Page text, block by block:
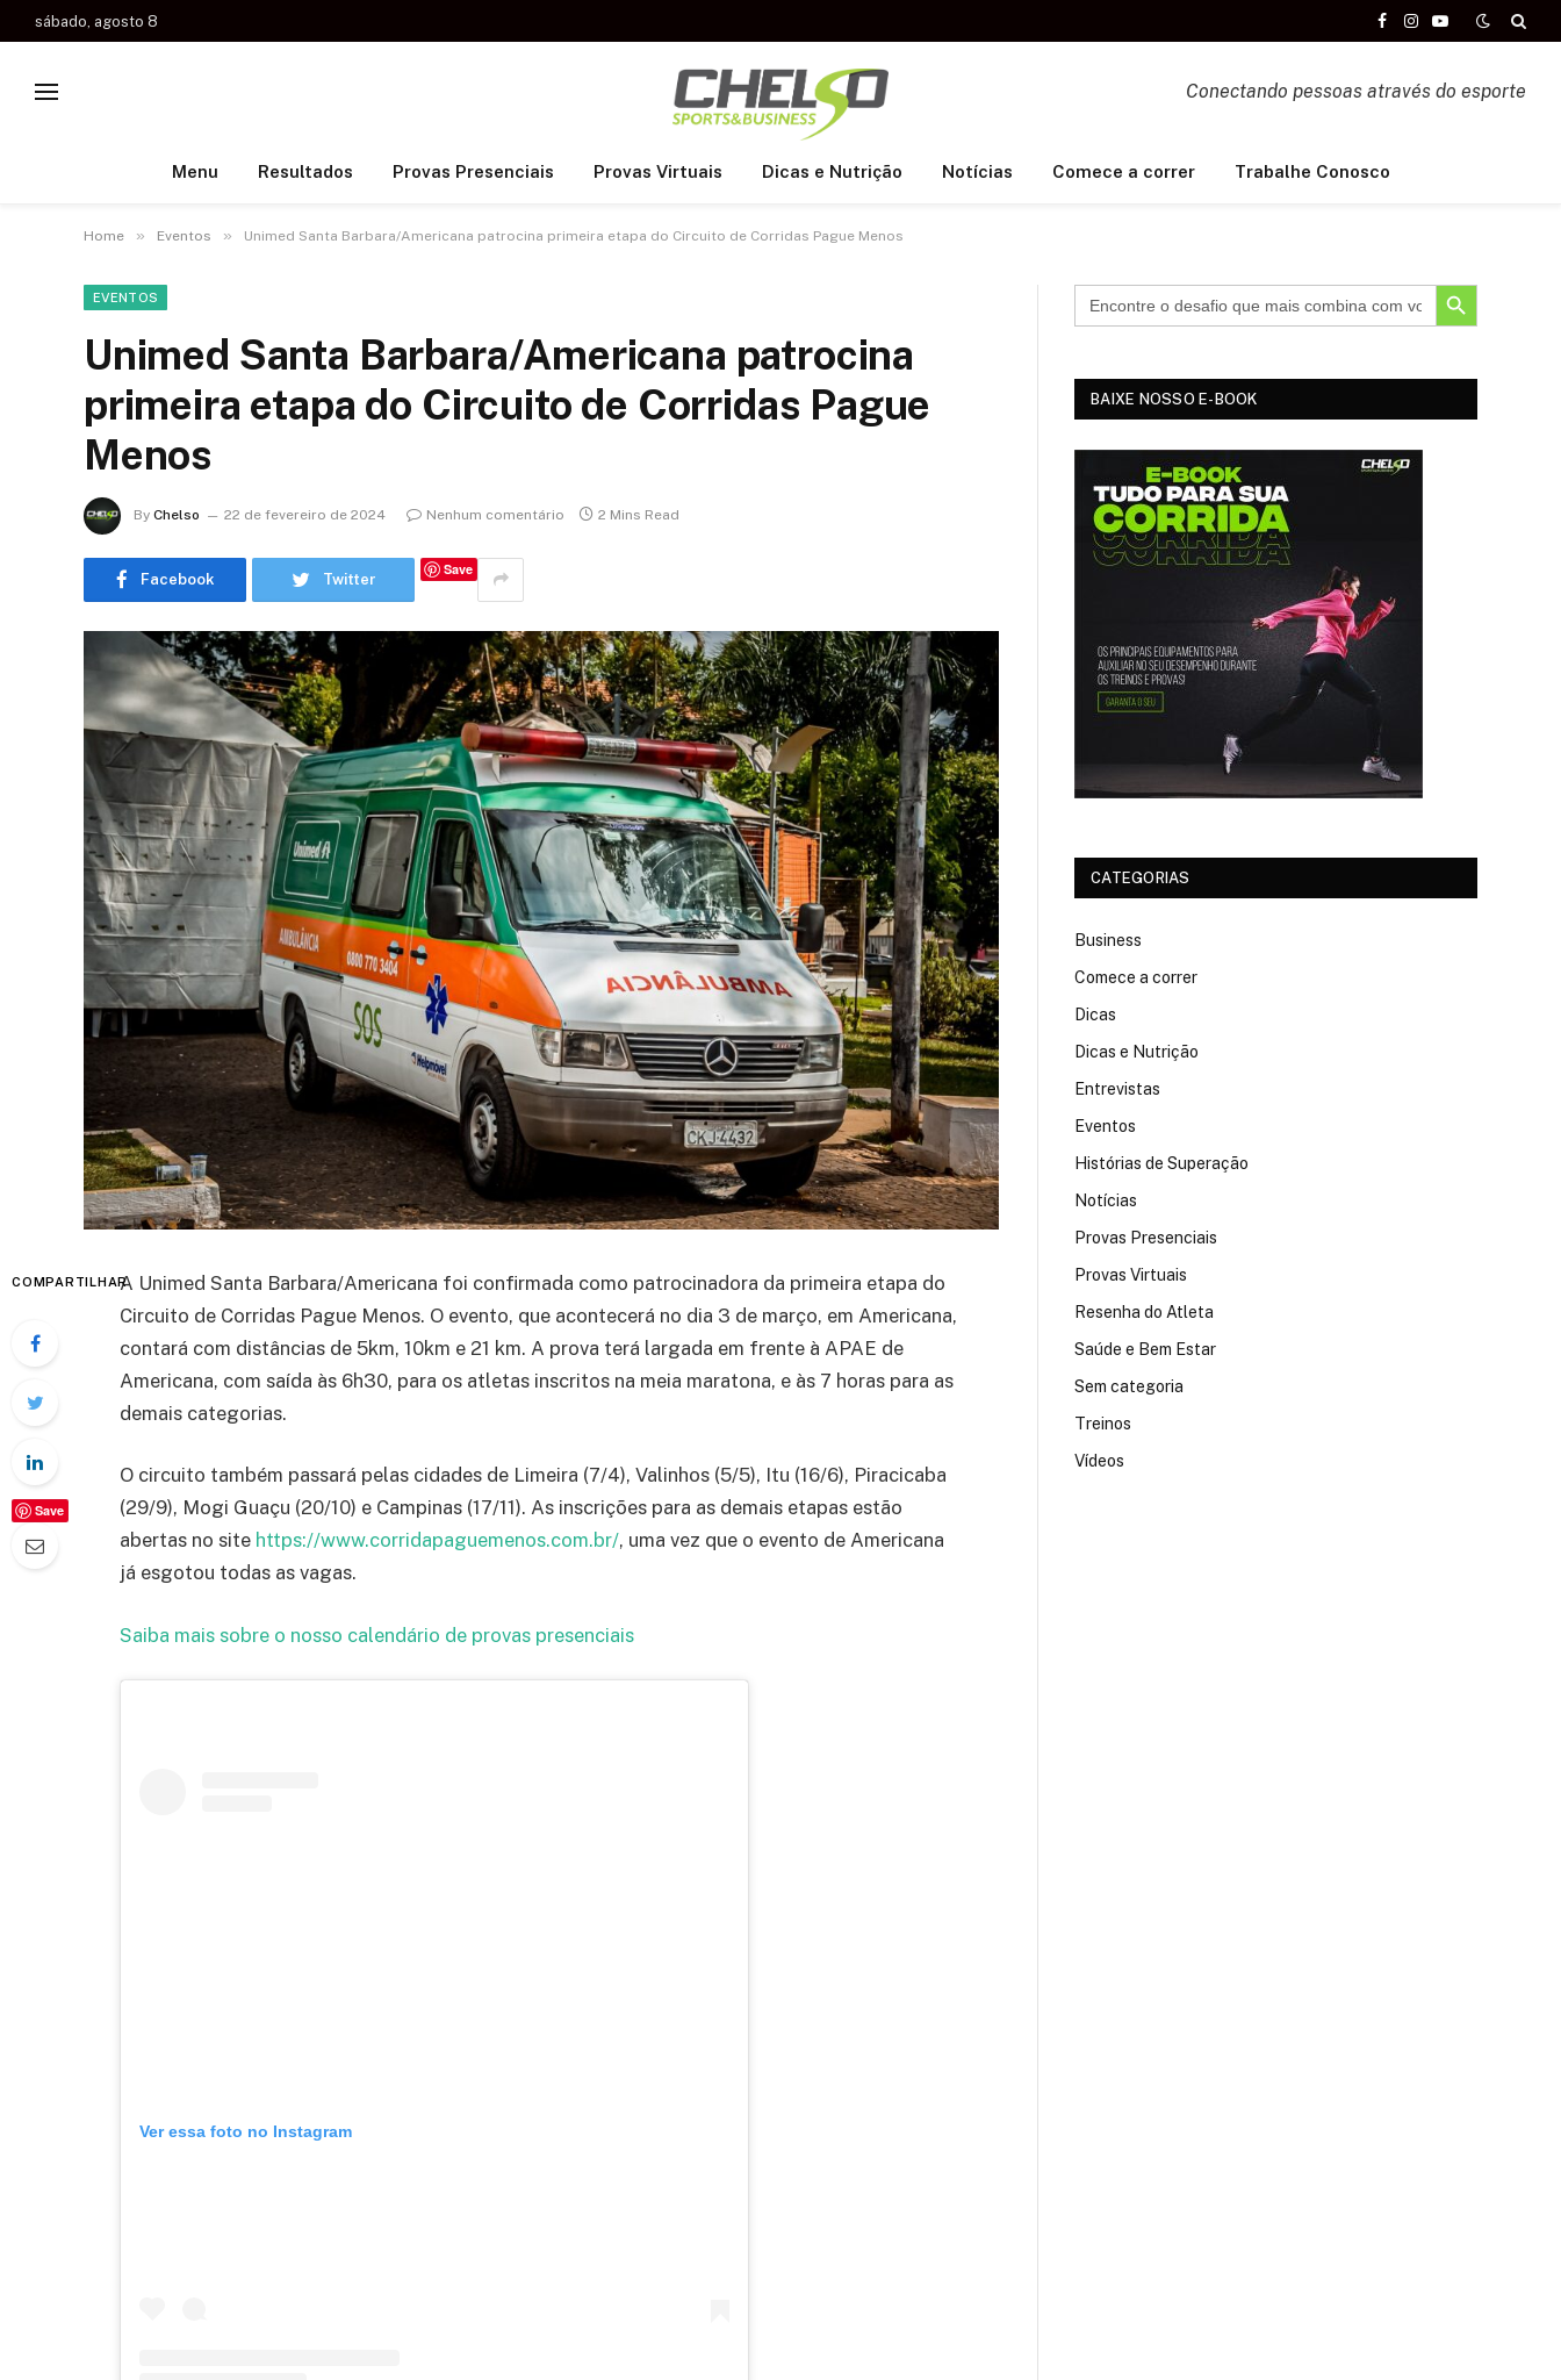
sábado, agosto 8
Facebook
Instagram
YouTube
Conectando pessoas através do esporte
Menu Resultados Provas Presenciais Provas Virtuais Dicas e Nutrição Notícias Comece a correr Trabalhe Conosco
Home » Eventos » Unimed Santa Barbara/Americana patrocina primeira etapa do Circuito de Corridas Pague Menos
EVENTOS
Unimed Santa Barbara/Americana patrocina
primeira etapa do Circuito de Corridas Pague
Menos
By Chelso 22 de fevereiro de 2024 Nenhum comentário 2 Mins Read
Facebook Twitter
Save
COMPARTILHAR
Save
A Unimed Santa Barbara/Americana foi confirmada como patrocinadora da primeira etapa do
Circuito de Corridas Pague Menos. O evento, que acontecerá no dia 3 de março, em Americana,
contará com distâncias de 5km, 10km e 21 km. A prova terá largada em frente à APAE de
Americana, com saída às 6h30, para os atletas inscritos na meia maratona, e às 7 horas para as
demais categorias.
O circuito também passará pelas cidades de Limeira (7/4), Valinhos (5/5), Itu (16/6), Piracicaba
(29/9), Mogi Guaçu (20/10) e Campinas (17/11). As inscrições para as demais etapas estão
abertas no site https://www.corridapaguemenos.com.br/, uma vez que o evento de Americana
já esgotou todas as vagas.
Saiba mais sobre o nosso calendário de provas presenciais
Ver essa foto no Instagram
SEARCH BUTTON
BAIXE NOSSO E-BOOK
CATEGORIAS
Business
Comece a correr
Dicas
Dicas e Nutrição
Entrevistas
Eventos
Histórias de Superação
Notícias
Provas Presenciais
Provas Virtuais
Resenha do Atleta
Saúde e Bem Estar
Sem categoria
Treinos
Vídeos